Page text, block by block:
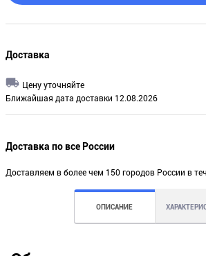
Доставка
Цену уточняйте
Ближайшая дата доставки 12.08.2026
Доставка по все России
Доставляем в более чем 150 городов России в
ОПИСАНИЕ